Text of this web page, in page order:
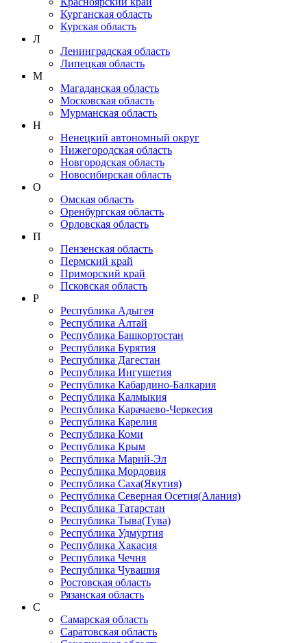
Курганская область
Курская область
Л
Ленинградская область
Липецкая область
М
Магаданская область
Московская область
Мурманская область
Н
Ненецкий автономный округ
Нижегородская область
Новгородская область
Новосибирская область
О
Омская область
Оренбургская область
Орловская область
П
Пензенская область
Пермский край
Приморский край
Псковская область
Р
Республика Адыгея
Республика Алтай
Республика Башкортостан
Республика Бурятия
Республика Дагестан
Республика Ингушетия
Республика Кабардино-Балкария
Республика Калмыкия
Республика Карачаево-Черкеcия
Республика Карелия
Республика Коми
Республика Крым
Республика Марий-Эл
Республика Мордовия
Республика Саха(Якутия)
Республика Северная Осетия(Алания)
Республика Татарстан
Республика Тыва(Тува)
Республика Удмуртия
Республика Хакасия
Республика Чечня
Республика Чувашия
Ростовская область
Рязанская область
С
Самарская область
Саратовская область